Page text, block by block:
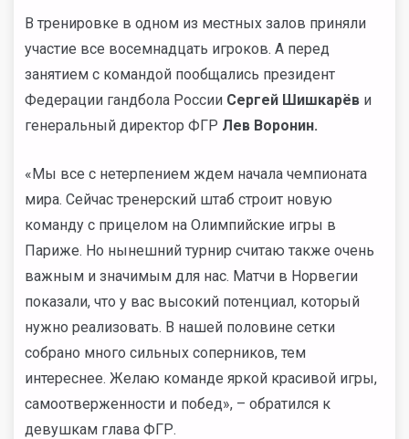
В тренировке в одном из местных залов приняли
участие все восемнадцать игроков. А перед
занятием с командой пообщались президент
Федерации гандбола России Сергей Шишкарёв и
генеральный директор ФГР Лев Воронин.
«Мы все с нетерпением ждем начала чемпионата
мира. Сейчас тренерский штаб строит новую
команду с прицелом на Олимпийские игры в
Париже. Но нынешний турнир считаю также очень
важным и значимым для нас. Матчи в Норвегии
показали, что у вас высокий потенциал, который
нужно реализовать. В нашей половине сетки
собрано много сильных соперников, тем
интереснее. Желаю команде яркой красивой игры,
самоотверженности и побед», – обратился к
девушкам глава ФГР.